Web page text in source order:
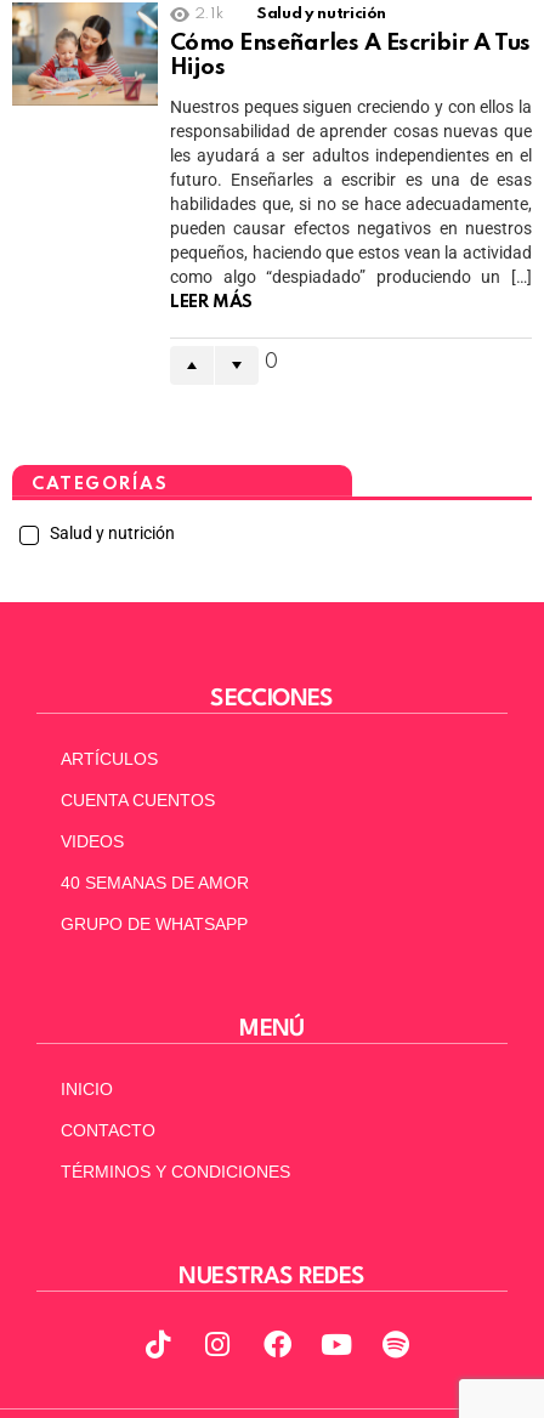
2.1k Salud y nutrición
Cómo Enseñarles A Escribir A Tus
Hijos
Nuestros peques siguen creciendo y con ellos la
responsabilidad de aprender cosas nuevas que
les ayudará a ser adultos independientes en el
futuro. Enseñarles a escribir es una de esas
habilidades que, si no se hace adecuadamente,
pueden causar efectos negativos en nuestros
pequeños, haciendo que estos vean la actividad
como algo “despiadado” produciendo un […]
LEER MÁS
0
CATEGORÍAS
Salud y nutrición
SECCIONES
ARTÍCULOS
CUENTA CUENTOS
VIDEOS
40 SEMANAS DE AMOR
GRUPO DE WHATSAPP
MENÚ
INICIO
CONTACTO
TÉRMINOS Y CONDICIONES
NUESTRAS REDES